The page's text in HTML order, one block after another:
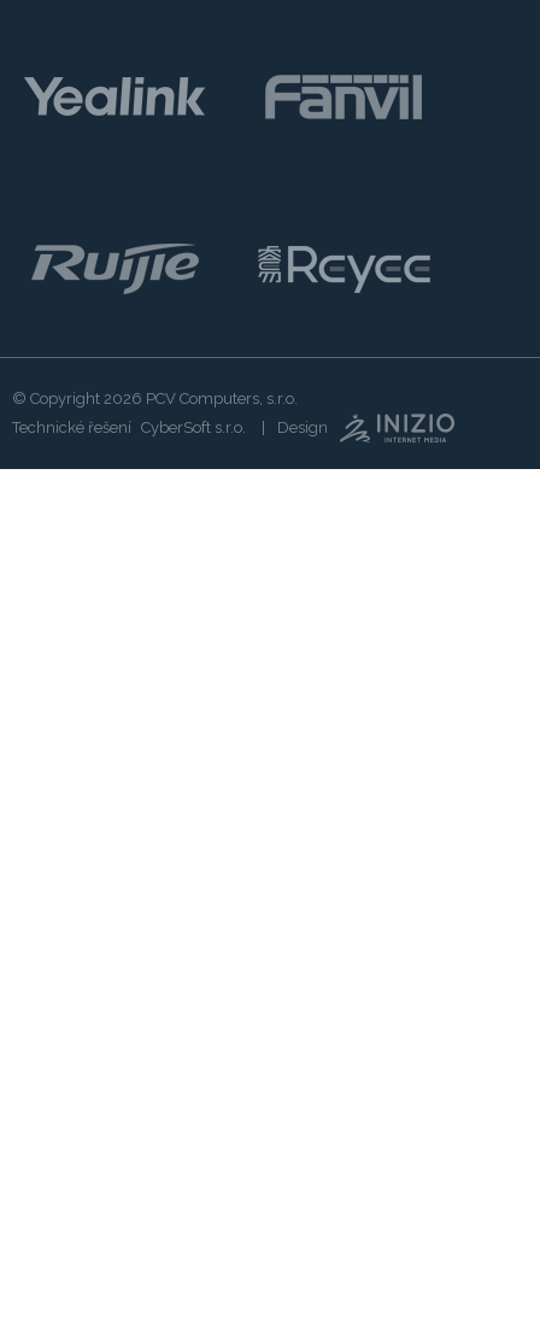
© Copyright 2026 PCV Computers, s.r.o.
Technické řešení CyberSoft s.r.o. Design